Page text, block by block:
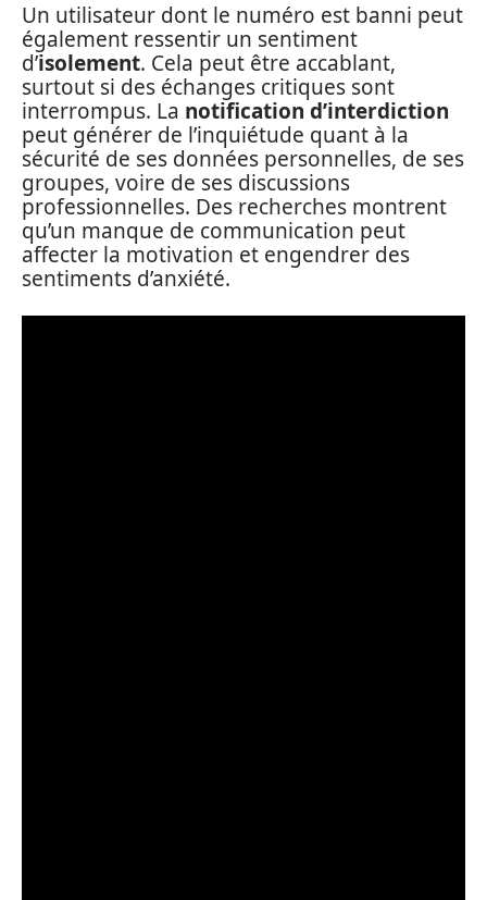
Un utilisateur dont le numéro est banni peut
également ressentir un sentiment
d’isolement. Cela peut être accablant,
surtout si des échanges critiques sont
interrompus. La notification d’interdiction
peut générer de l’inquiétude quant à la
sécurité de ses données personnelles, de ses
groupes, voire de ses discussions
professionnelles. Des recherches montrent
qu’un manque de communication peut
affecter la motivation et engendrer des
sentiments d’anxiété.